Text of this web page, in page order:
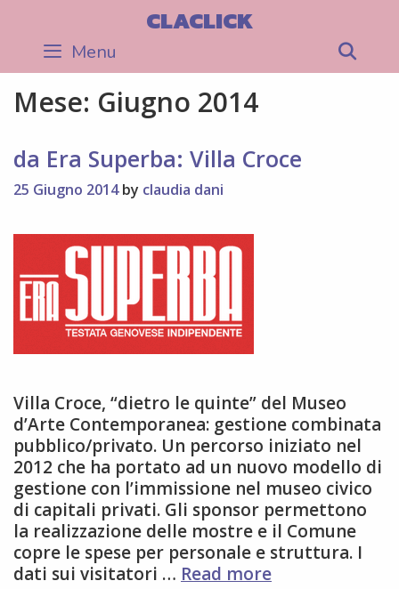
content
CLACLICK
Menu
Mese: Giugno 2014
da Era Superba: Villa Croce
25 Giugno 2014 by claudia dani
Villa Croce, “dietro le quinte” del Museo
d’Arte Contemporanea: gestione combinata
pubblico/privato. Un percorso iniziato nel
2012 che ha portato ad un nuovo modello di
gestione con l’immissione nel museo civico
di capitali privati. Gli sponsor permettono
la realizzazione delle mostre e il Comune
copre le spese per personale e struttura. I
dati sui visitatori … Read moreda